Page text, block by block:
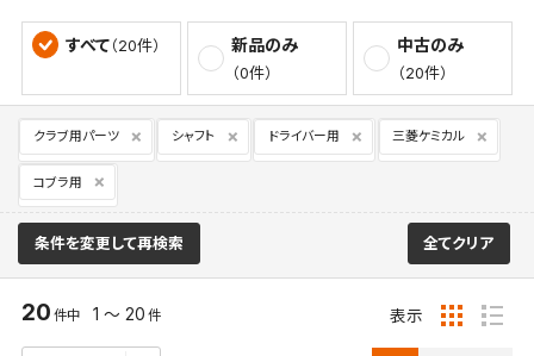
すべて（20件） 新品のみ
（0件）
中古のみ
（20件）
クラブ用パーツ シャフト ドライバー用 三菱ケミカル
コブラ用
条件を変更して再検索 全てクリア
20 件中 1 ～ 20 件 表示